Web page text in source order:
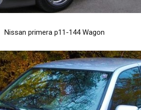
Nissan primera p11-144 Wagon